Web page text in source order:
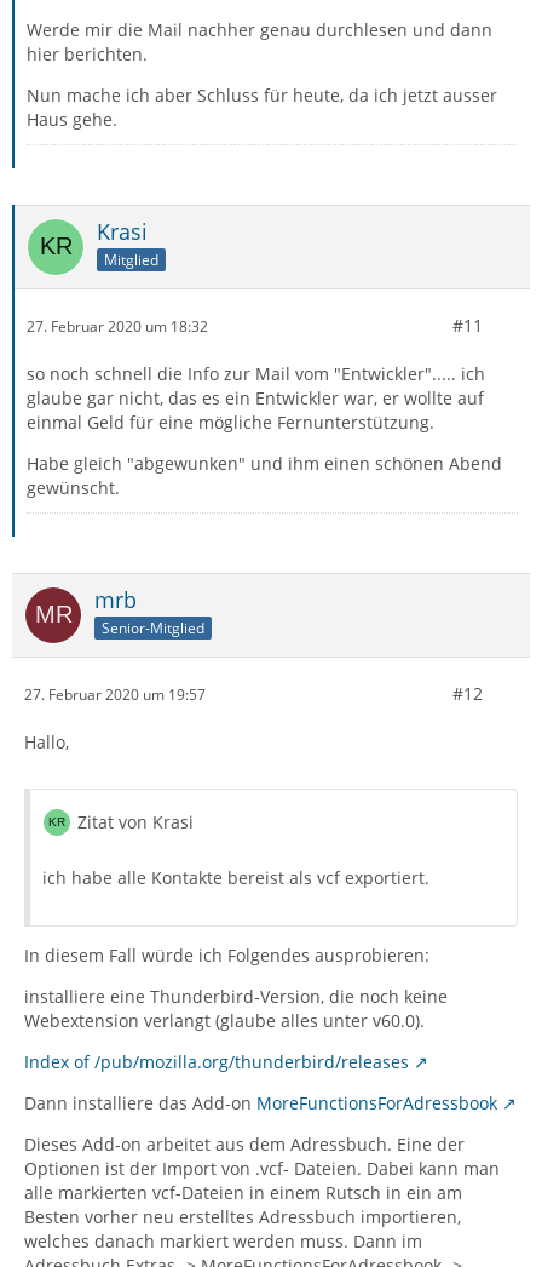
Werde mir die Mail nachher genau durchlesen und dann
hier berichten.
Nun mache ich aber Schluss für heute, da ich jetzt ausser
Haus gehe.
Krasi
Mitglied
27. Februar 2020 um 18:32 #11
so noch schnell die Info zur Mail vom "Entwickler"..... ich
glaube gar nicht, das es ein Entwickler war, er wollte auf
einmal Geld für eine mögliche Fernunterstützung.
Habe gleich "abgewunken" und ihm einen schönen Abend
gewünscht.
mrb
Senior-Mitglied
27. Februar 2020 um 19:57 #12
Hallo,
Zitat von Krasi
ich habe alle Kontakte bereist als vcf exportiert.
In diesem Fall würde ich Folgendes ausprobieren:
installiere eine Thunderbird-Version, die noch keine
Webextension verlangt (glaube alles unter v60.0).
Index of /pub/mozilla.org/thunderbird/releases
Dann installiere das Add-on MoreFunctionsForAdressbook
Dieses Add-on arbeitet aus dem Adressbuch. Eine der
Optionen ist der Import von .vcf- Dateien. Dabei kann man
alle markierten vcf-Dateien in einem Rutsch in ein am
Besten vorher neu erstelltes Adressbuch importieren,
welches danach markiert werden muss. Dann im